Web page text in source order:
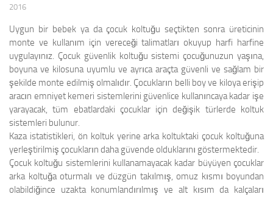
2016
Uygun bir bebek ya da çocuk koltuğu seçtikten sonra üreticinin
monte ve kullanım için vereceği talimatları okuyup harfi harfine
uygulayınız. Çocuk güvenlik koltuğu sistemi çocuğunuzun yaşına,
boyuna ve kilosuna uyumlu ve ayrıca araçta güvenli ve sağlam bir
şekilde monte edilmiş olmalıdır. Çocukların belli boy ve kiloya erişip
aracın emniyet kemeri sistemlerini güvenlice kullanıncaya kadar işe
yarayacak, tüm ebatlardaki çocuklar için değişik türlerde koltuk
sistemleri bulunur.
Kaza istatistikleri, ön koltuk yerine arka koltuktaki çocuk koltuğuna
yerleştirilmiş çocukların daha güvende olduklarını göstermektedir.
Çocuk koltuğu sistemlerini kullanamayacak kadar büyüyen çocuklar
arka koltuğa oturmalı ve düzgün takılmış, omuz kısmı boyundan
olabildiğince uzakta konumlandırılmış ve alt kısım da kalçaları